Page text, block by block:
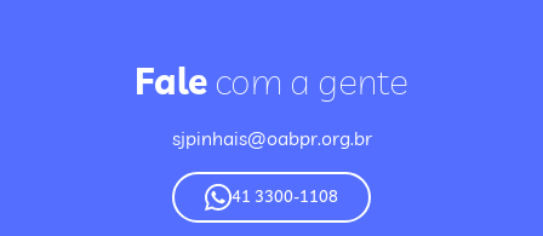
Fale com a gente
sjpinhais@oabpr.org.br
41 3300-1108